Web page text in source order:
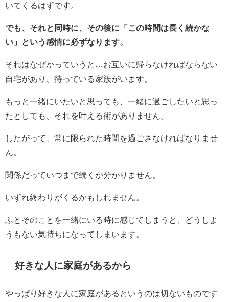
いてくるはずです。
でも、それと同時に、その後に「この時間は長く続かな
い」という感情に必ずなります。
それはなぜかっていうと…お互いに帰らなければならない
自宅があり、待っている家族がいます。
もっと一緒にいたいと思っても、一緒に過ごしたいと思っ
たとしても、それを叶える術がありません。
したがって、常に限られた時間を過ごさなければなりませ
ん。
関係だっていつまで続くか分かりません。
いずれ終わりがくるかもしれません。
ふとそのことを一緒にいる時に感じてしまうと、どうしよ
うもない気持ちになってしまいます。
好きな人に家庭があるから
やっぱり好きな人に家庭があるというのは切ないものです